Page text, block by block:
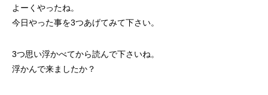
よーくやったね。
今日やった事を3つあげてみて下さい。
3つ思い浮かべてから読んで下さいね。
浮かんで来ましたか？